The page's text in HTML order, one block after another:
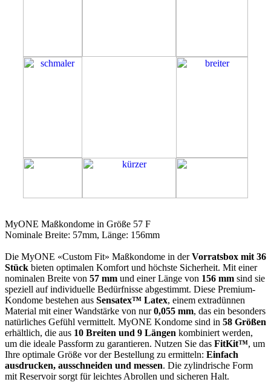
MyONE Maßkondome in Größe 57 F
Nominale Breite: 57mm, Länge: 156mm
Die MyONE «Custom Fit» Maßkondome in derVorratsbox mit 36
Stück bieten optimalen Komfort und höchste Sicherheit. Mit einer
nominalen Breite von 57 mm und einer Länge von 156 mm sind sie
speziell auf individuelle Bedürfnisse abgestimmt. Diese Premium-
Kondome bestehen aus Sensatex™ Latex, einem extradünnen
Material mit einer Wandstärke von nur0,055 mm, das ein besonders
natürliches Gefühl vermittelt. MyONE Kondome sind in 58 Größen
erhältlich, die aus 10 Breiten und 9 Längen kombiniert werden,
um die ideale Passform zu garantieren. Nutzen Sie das FitKit™, um
Ihre optimale Größe vor der Bestellung zu ermitteln: Einfach
ausdrucken, ausschneiden und messen. Die zylindrische Form
mit Reservoir sorgt für leichtes Abrollen und sicheren Halt.